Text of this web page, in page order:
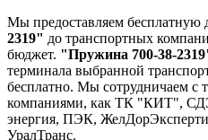
Мы предоставляем бесплатную
2319" до транспортных
бюджет. "Пружина 700-38-
терминала выбранной
бесплатно. Мы сотрудничаем с
компаниями, как ТК "КИТ",
энергия, ПЭК,
УралТранс.